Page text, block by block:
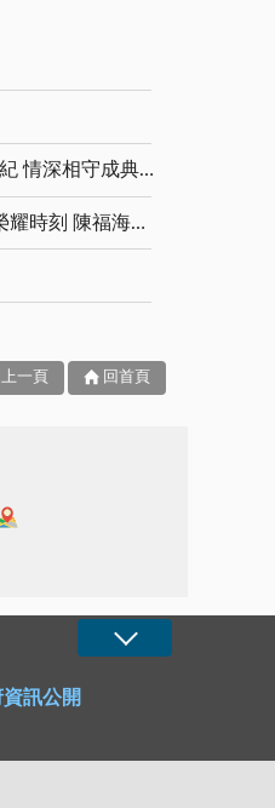
金鑽婚夫妻重披婚紗 重溫幸福誓言 陳福海祝福牽手半世紀 情深相守成典範
5對白金婚、11對鑽石婚、36對金婚 金湖金沙夫妻共享榮耀時刻 陳福海表揚金鑽婚夫妻 向半世紀相守家庭典範致敬
上一頁 回首頁
訊公開